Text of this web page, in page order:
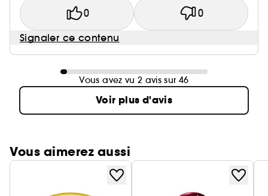
0 0
Signaler ce contenu
Vous avez vu 2 avis sur 46
Voir plus d'avis
Vous aimerez aussi